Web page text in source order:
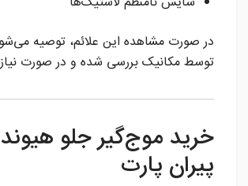
در صورت مشاهده این علائم، توصیه
توسط مکانیک بررسی شده و در صورت
پیران پارت